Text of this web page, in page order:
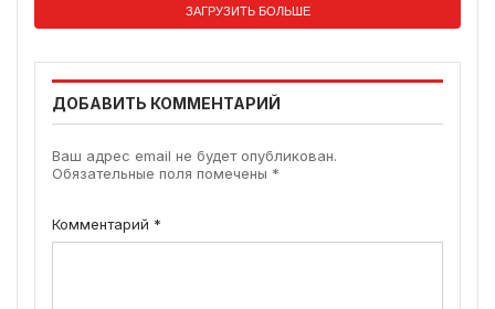
ЗАГРУЗИТЬ БОЛЬШЕ
ДОБАВИТЬ КОММЕНТАРИЙ
Ваш адрес email не будет опубликован.
Обязательные поля помечены *
Комментарий *